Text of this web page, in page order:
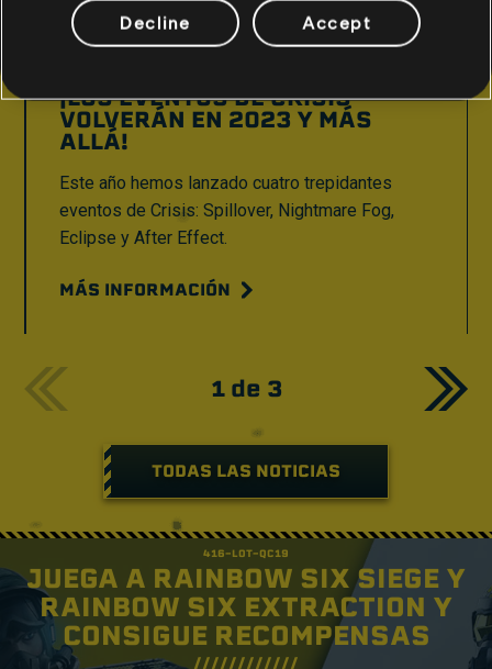
5 diciembre 2022
¡LOS EVENTOS DE CRISIS
VOLVERÁN EN 2023 Y MÁS
ALLÁ!
Este año hemos lanzado cuatro trepidantes
eventos de Crisis: Spillover, Nightmare Fog,
Eclipse y After Effect.
MÁS INFORMACIÓN
1 de 3
TODAS LAS NOTICIAS
JUEGA A RAINBOW SIX SIEGE Y
RAINBOW SIX EXTRACTION Y
CONSIGUE RECOMPENSAS
Decline Accept